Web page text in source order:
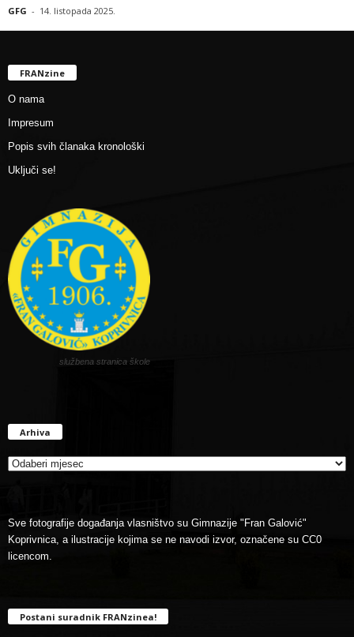
GFG - 14. listopada 2025.
FRANzine
O nama
Impresum
Popis svih članaka kronološki
Uključi se!
službena stranica škole
Arhiva
Sve fotografije događanja vlasništvo su Gimnazije "Fran Galović"
Koprivnica, a ilustracije kojima se ne navodi izvor, označene su CC0
licencom.
Postani suradnik FRANzinea!